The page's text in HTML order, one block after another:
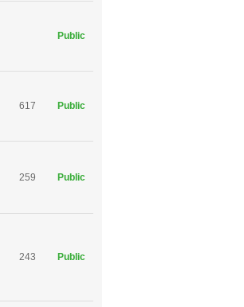
Public
617 Public
259 Public
243 Public